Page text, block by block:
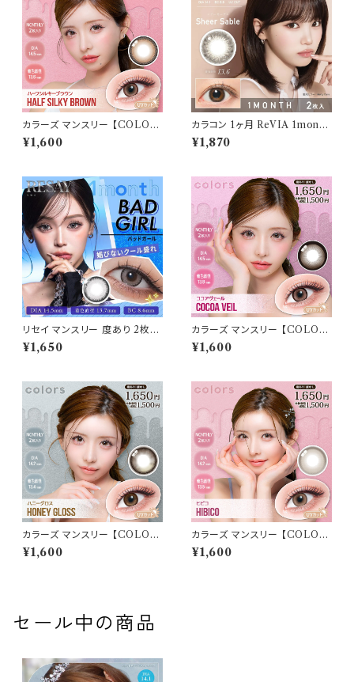
カラーズ マンスリー 【COLOR：
ハーフシルキーブラウン】 【1箱2
枚入】【 一条響 イメージモデル
ンタクトレンズ
¥1,600
カラコン 1ヶ月 ReVIA 1month
【 COLOR：シアーセーブル】カ
ラコン 1ヶ月 １箱２枚 度あり 度
い
¥1,870
リセイ マンスリー 度あり 2枚入
り【1箱2枚】RESAY monthly
【COLOR：バッドガール】 田向
1ヶ月 カラーコンタクトレンズ カ
ラーコンタクト カラーコンタクト
1ヶ月
¥1,650
カラーズ マンスリー 【COLOR：
ココアヴェール】 【1箱2枚入】【
一条響 イメージモデル 】 韓国
トレンズ
¥1,600
カラーズ マンスリー 【COLOR：
ハニーグロス】 【1箱2枚入】【 一
条響 イメージモデル 】 韓国系レ
¥1,600
カラーズ マンスリー 【COLOR：
ヒビコ】 【1箱2枚入】【 一条響 イ
メージモデル 】 韓国系レンズ c
¥1,600
セール中の商品